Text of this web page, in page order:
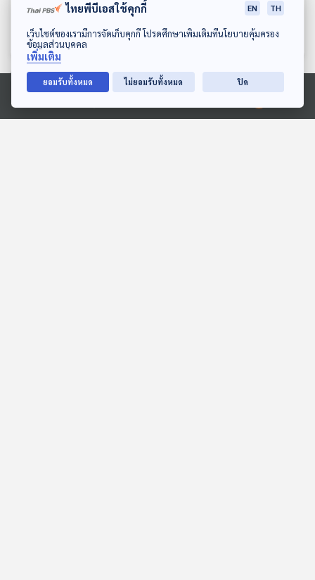
ดาวน์โหลด Thai PBS Podcast Application
Ⓒ 2020 องค์การกระจายเสียงและแพร่ภาพสาธารณะแห่งประเทศไทย
BOOKSHOP คุณคนอ่านกับ
ร้านหนังสือประตูสีแดงๆ
หลบมุมอ่าน
ตอนที่เกี่ยวข้อง
ไทยพีบีเอสใช้คุกกี้ EN TH
เว็บไซต์ของเรามีการจัดเก็บคุกกี้ โปรดศึกษาเพิ่มเติมที่นโยบายคุ้มครอง
ข้อมูลส่วนบุคคล
เพิ่มเติม
ยอมรับทั้งหมด ไม่ยอมรับทั้งหมด ปิด